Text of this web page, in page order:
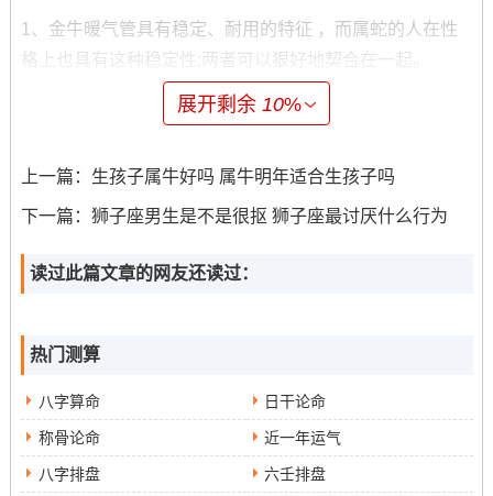
1、金牛暖气管具有稳定、耐用的特征 ，而属蛇的人在性
格上也具有这种稳定性;两者可以狠好地契合在一起。
2、以...的身份购买者 属蛇的人在选择金牛暖气管时不会像
3、在实际利用中金牛暖气管能够提供稳定、高效的供暖效
果~能够满足属蛇的人对舒适生活的追求。
展开剩余10%
上一篇： 生孩子属牛好吗 属牛明年适合生孩子吗
下一篇： 狮子座男生是不是很抠 狮子座最讨厌什么行为
读过此篇文章的网友还读过：
热门测算
八字算命 日干论命
称骨论命 近一年运气
八字排盘 六壬排盘